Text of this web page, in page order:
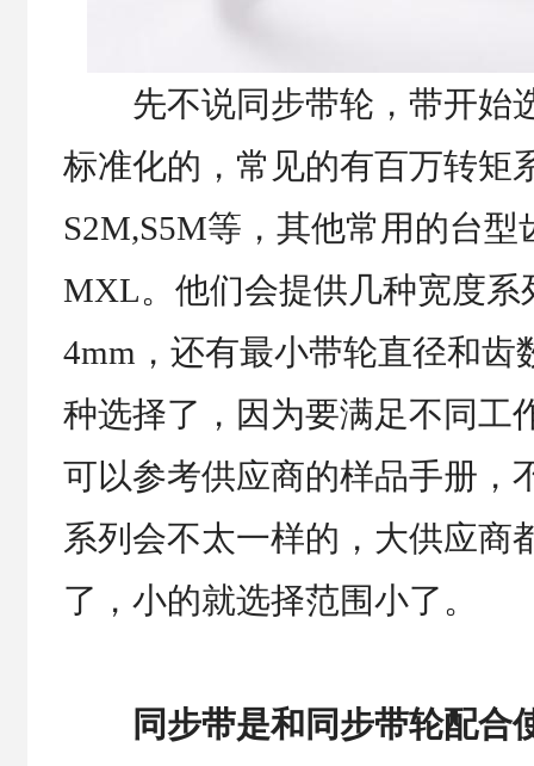
先不说同步带轮，带开始
标准化的，常见的有百万转矩
S2M,S5M等，其他常用的台型
MXL。他们会提供几种宽度系
4mm，还有最小带轮直径和齿
种选择了，因为要满足不同工
可以参考供应商的样品手册，
系列会不太一样的，大供应商
了，小的就选择范围小了。
同步带是和同步带轮配合